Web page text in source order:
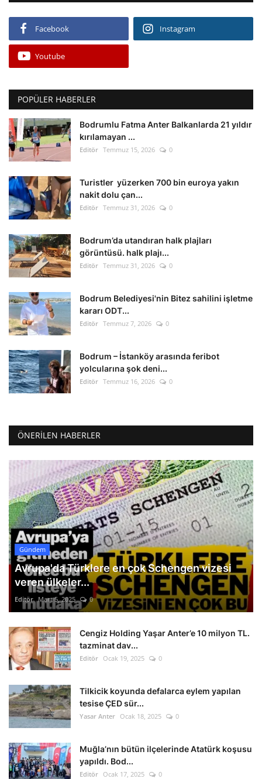
Facebook Instagram
Youtube
POPÜLER HABERLER
Bodrumlu Fatma Anter Balkanlarda 21 yıldır
kırılamayan ...
Editör Temmuz 15, 2026 0
Turistler yüzerken 700 bin euroya yakın
nakit dolu çan...
Editör Temmuz 31, 2026 0
Bodrum’da utandıran halk plajları
görüntüsü. halk plajı...
Editör Temmuz 31, 2026 0
Bodrum Belediyesi'nin Bitez sahilini işletme
kararı ODT...
Editör Temmuz 7, 2026 0
Bodrum – İstanköy arasında feribot
yolcularına şok deni...
Editör Temmuz 16, 2026 0
ÖNERILEN HABERLER
Gündem
Avrupa'da Türklere en çok Schengen vizesi
veren ülkeler...
Editör Mart 5, 2025 0
Cengiz Holding Yaşar Anter’e 10 milyon TL.
tazminat dav...
Editör Ocak 19, 2025 0
Tilkicik koyunda defalarca eylem yapılan
tesise ÇED sür...
Yasar Anter Ocak 18, 2025 0
Muğla’nın bütün ilçelerinde Atatürk koşusu
yapıldı. Bod...
Editör Ocak 17, 2025 0